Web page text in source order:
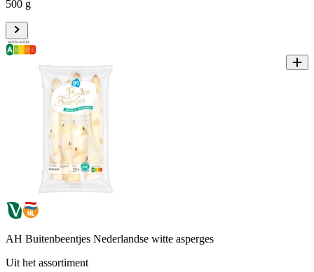
500 g
AH Buitenbeentjes Nederlandse witte asperges
Uit het assortiment